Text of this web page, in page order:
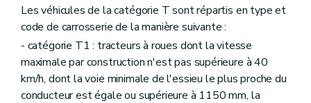
Les véhicules de la catégorie T sont répartis en type et
code de carrosserie de la manière suivante :
- catégorie T1 : tracteurs à roues dont la vitesse
maximale par construction n'est pas supérieure à 40
km/h, dont la voie minimale de l'essieu le plus proche du
conducteur est égale ou supérieure à 1150 mm, la